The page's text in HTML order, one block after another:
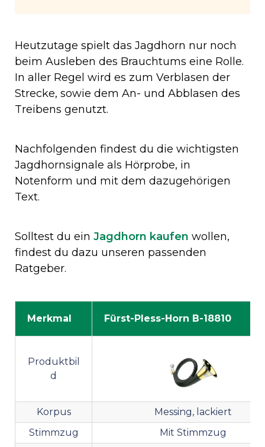
Heutzutage spielt das Jagdhorn nur noch
beim Ausleben des Brauchtums eine Rolle.
In aller Regel wird es zum Verblasen der
Strecke, sowie dem An- und Abblasen des
Treibens genutzt.
Nachfolgenden findest du die wichtigsten
Jagdhornsignale als Hörprobe, in
Notenform und mit dem dazugehörigen
Text.
Solltest du ein Jagdhorn kaufen wollen,
findest du dazu unseren passenden
Ratgeber.
Merkmal Fürst-Pless-Horn B-18810
Produktbil
d
Korpus
Messing, lackiert
Stimmzug
Mit Stimmzug